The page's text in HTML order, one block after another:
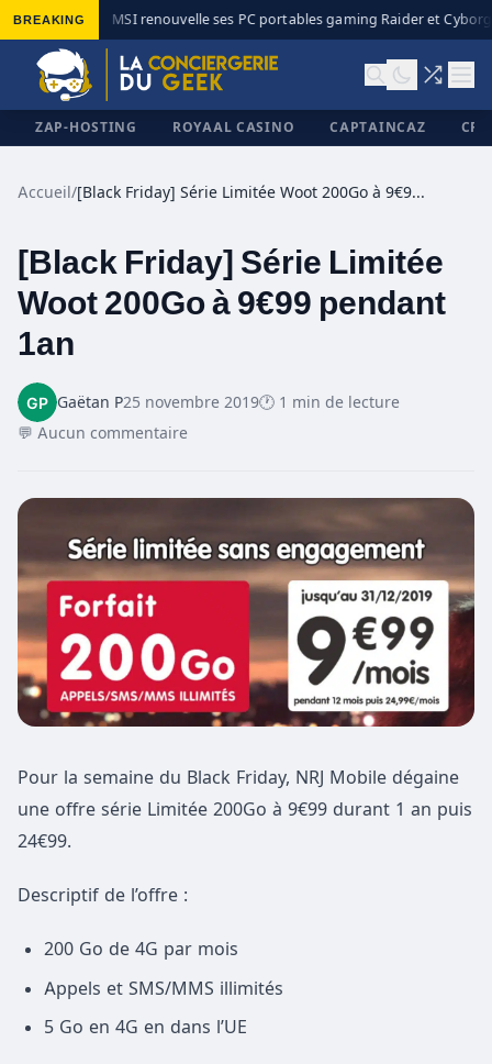
BREAKING MSI renouvelle ses PC portables gaming Raider et
ZAP-HOSTING ROYAAL CASINO CAPTAINCAZ
✕
Accueil/ [Black Friday] Série Limitée Woot 200Go à 9€99 pendant 1an
[Black Friday] Série Limitée
Woot 200Go à 9€99 pendant
1an
Gaëtan P25 novembre 2019🕐 1 min de lecture
💬 Aucun commentaire
Pour la semaine du Black Friday, NRJ Mobile dégaine
une offre série Limitée 200Go à 9€99 durant 1 an puis
24€99.
Descriptif de l’offre :
200 Go de 4G par mois
Appels et SMS/MMS illimités
5 Go en 4G en dans l’UE